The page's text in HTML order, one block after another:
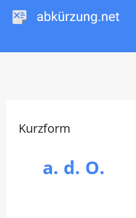
Zum
Inhalt
springen
Kurzform
a. d. O.